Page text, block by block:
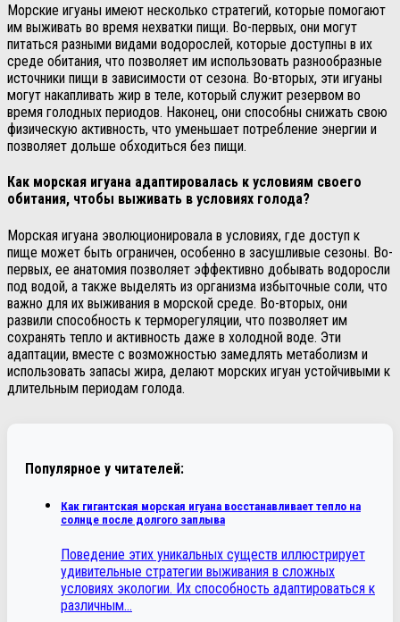
Морские игуаны имеют несколько стратегий, которые помогают
им выживать во время нехватки пищи. Во-первых, они могут
питаться разными видами водорослей, которые доступны в их
среде обитания, что позволяет им использовать разнообразные
источники пищи в зависимости от сезона. Во-вторых, эти игуаны
могут накапливать жир в теле, который служит резервом во
время голодных периодов. Наконец, они способны снижать свою
физическую активность, что уменьшает потребление энергии и
позволяет дольше обходиться без пищи.
Как морская игуана адаптировалась к условиям своего
обитания, чтобы выживать в условиях голода?
Морская игуана эволюционировала в условиях, где доступ к
пище может быть ограничен, особенно в засушливые сезоны. Во-
первых, ее анатомия позволяет эффективно добывать водоросли
под водой, а также выделять из организма избыточные соли, что
важно для их выживания в морской среде. Во-вторых, они
развили способность к терморегуляции, что позволяет им
сохранять тепло и активность даже в холодной воде. Эти
адаптации, вместе с возможностью замедлять метаболизм и
использовать запасы жира, делают морских игуан устойчивыми к
длительным периодам голода.
Популярное у читателей:
Как гигантская морская игуана восстанавливает тепло на
солнце после долгого заплыва
Поведение этих уникальных существ иллюстрирует
удивительные стратегии выживания в сложных
условиях экологии. Их способность адаптироваться к
различным…